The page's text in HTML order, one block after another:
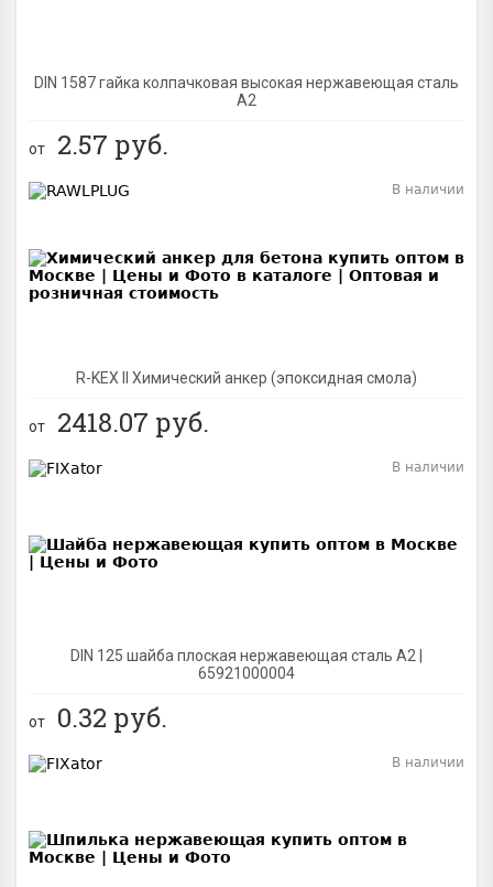
DIN 1587 гайка колпачковая высокая нержавеющая сталь
А2
от 2.57 руб.
R-KEX II Химический анкер (эпоксидная смола)
В наличии
от 2418.07 руб.
DIN 125 шайба плоская нержавеющая сталь A2 |
65921000004
В наличии
от 0.32 руб.
В наличии